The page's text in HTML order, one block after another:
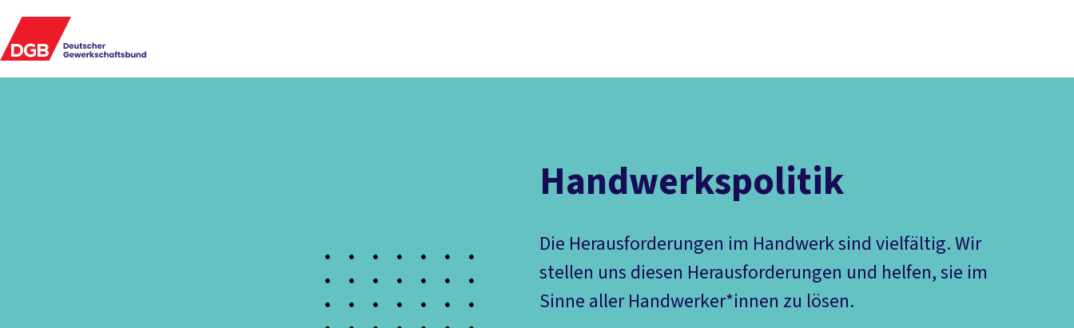
Handwerkspolitik
Die Herausforderungen im Handwerk sind vielfältig. Wir
stellen uns diesen Herausforderungen und helfen, sie im
Sinne aller Handwerker*innen zu lösen.